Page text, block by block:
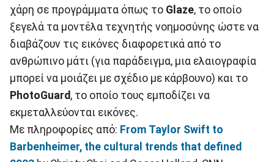
χάρη σε προγράμματα όπως το Glaze, το οποίο
ξεγελά τα μοντέλα τεχνητής νοημοσύνης ώστε να
διαβάζουν τις εικόνες διαφορετικά από το
ανθρώπινο μάτι (για παράδειγμα, μια ελαιογραφία
μπορεί να μοιάζει με σχέδιο με κάρβουνο) και το
PhotoGuard, το οποίο τους εμποδίζει να
εκμεταλλεύονται εικόνες.
Με πληροφορίες από: From Taylor Swift to
Barbenheimer, the cultural trends that defined